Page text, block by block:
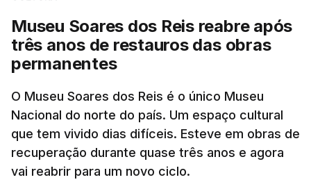
Museu Soares dos Reis reabre após
três anos de restauros das obras
permanentes
O Museu Soares dos Reis é o único Museu
Nacional do norte do país. Um espaço cultural
que tem vivido dias difíceis. Esteve em obras de
recuperação durante quase três anos e agora
vai reabrir para um novo ciclo.